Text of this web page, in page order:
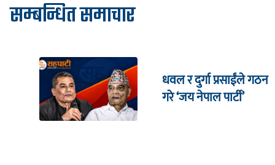
सम्बन्धित समाचार
धवल र दुर्गा प्रसाईंले गठन
गरे ‘जय नेपाल पार्टी’